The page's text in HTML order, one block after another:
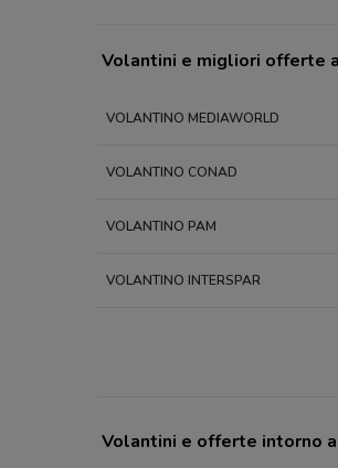
Volantini e migliori offerte
VOLANTINO MEDIAWORLD
VOLANTINO CONAD
VOLANTINO PAM
VOLANTINO INTERSPAR
Volantini e offerte intorno